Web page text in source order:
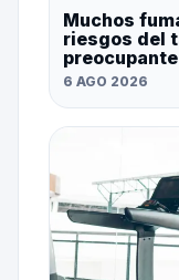
Muchos
riesgos del
6 AGO 2026